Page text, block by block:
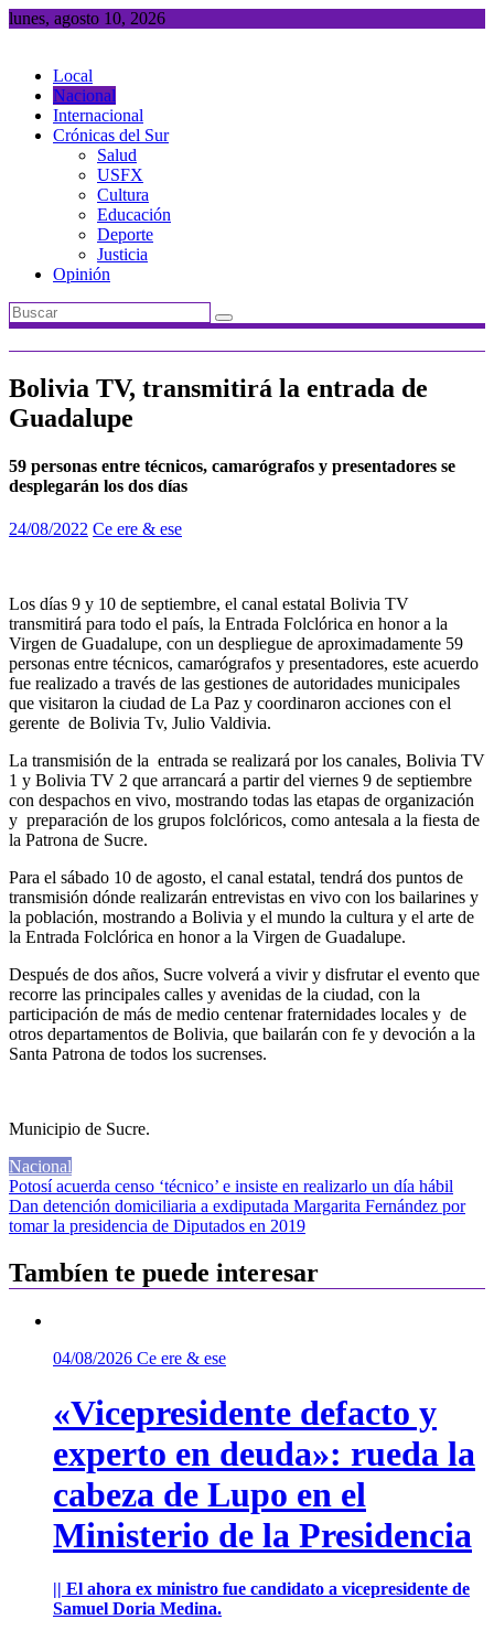
Saltar
lunes, agosto 10, 2026
Local
Nacional
Internacional
Crónicas del Sur
Salud
USFX
Cultura
Educación
Deporte
Justicia
Opinión
Bolivia TV, transmitirá la entrada de
Guadalupe
59 personas entre técnicos, camarógrafos y presentadores se
desplegarán los dos días
24/08/2022 Ce ere & ese
Los días 9 y 10 de septiembre, el canal estatal Bolivia TV
transmitirá para todo el país, la Entrada Folclórica en honor a la
Virgen de Guadalupe, con un despliegue de aproximadamente 59
personas entre técnicos, camarógrafos y presentadores, este acuerdo
fue realizado a través de las gestiones de autoridades municipales
que visitaron la ciudad de La Paz y coordinaron acciones con el
gerente de Bolivia Tv, Julio Valdivia.
La transmisión de la entrada se realizará por los canales, Bolivia TV
1 y Bolivia TV 2 que arrancará a partir del viernes 9 de septiembre
con despachos en vivo, mostrando todas las etapas de organización
y preparación de los grupos folclóricos, como antesala a la fiesta de
la Patrona de Sucre.
Para el sábado 10 de agosto, el canal estatal, tendrá dos puntos de
transmisión dónde realizarán entrevistas en vivo con los bailarines y
la población, mostrando a Bolivia y el mundo la cultura y el arte de
la Entrada Folclórica en honor a la Virgen de Guadalupe.
Después de dos años, Sucre volverá a vivir y disfrutar el evento que
recorre las principales calles y avenidas de la ciudad, con la
participación de más de medio centenar fraternidades locales y de
otros departamentos de Bolivia, que bailarán con fe y devoción a la
Santa Patrona de todos los sucrenses.
Municipio de Sucre.
Nacional
Navegación
de
Potosí acuerda censo ‘técnico’ e insiste en realizarlo un día hábil
Dan detención domiciliaria a exdiputada Margarita Fernández por
tomar la presidencia de Diputados en 2019
Tambíen te puede interesar
04/08/2026 Ce ere & ese
«Vicepresidente defacto y
experto en deuda»: rueda la
cabeza de Lupo en el
Ministerio de la Presidencia
|| El ahora ex ministro fue candidato a vicepresidente de
Samuel Doria Medina.